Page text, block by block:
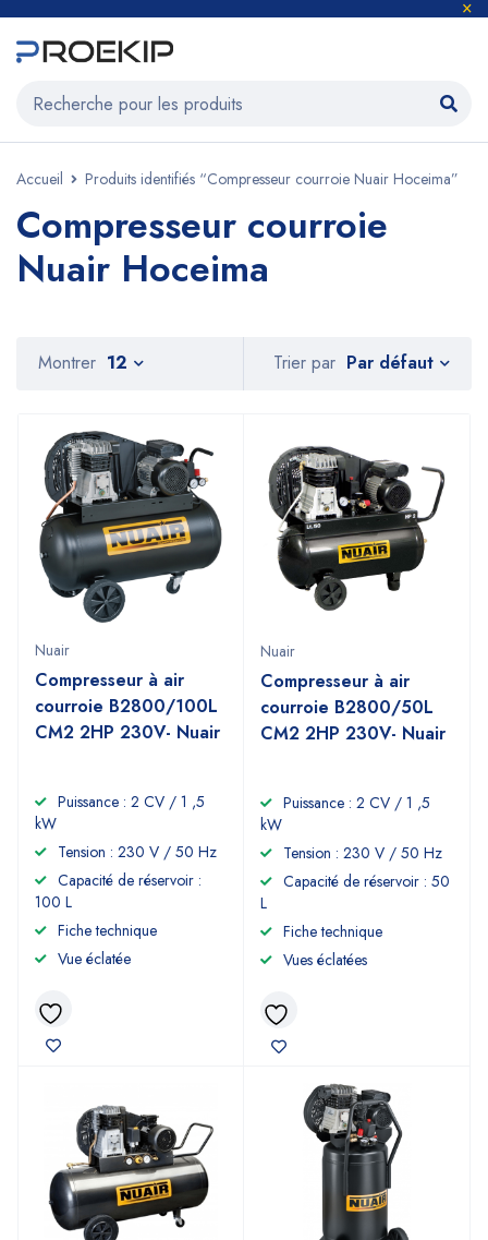
Accueil Produits identifiés “Compresseur courroie Nuair Hoceima”
Compresseur courroie
Nuair Hoceima
Trier par Par défaut
Montrer 12
Nuair
Compresseur à air
courroie B2800/100L
CM2 2HP 230V- Nuair
Puissance : 2 CV / 1 ,5
kW
Tension : 230 V / 50 Hz
Capacité de réservoir :
100 L
Fiche technique
Vue éclatée
Nuair
Compresseur à air
courroie B2800/50L
CM2 2HP 230V- Nuair
Puissance : 2 CV / 1 ,5
kW
Tension : 230 V / 50 Hz
Capacité de réservoir : 50
L
Fiche technique
Vues éclatées